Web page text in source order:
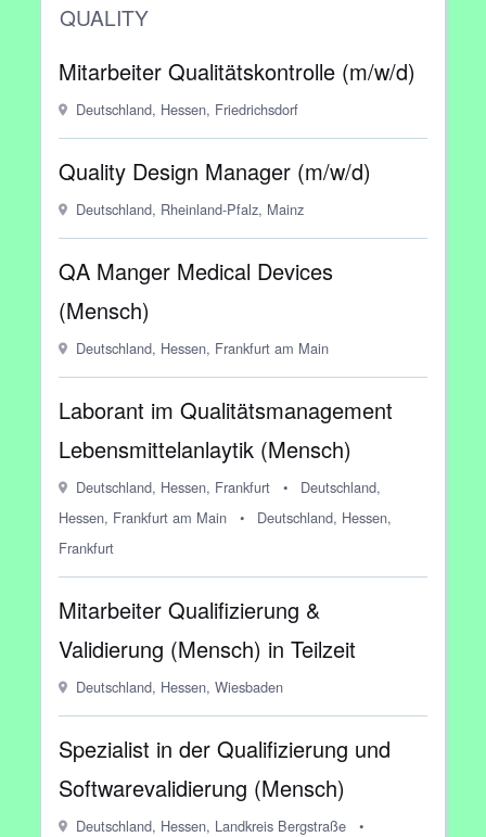
QUALITY
Mitarbeiter Qualitätskontrolle (m/w/d)
Deutschland, Hessen, Friedrichsdorf
Quality Design Manager (m/w/d)
Deutschland, Rheinland-Pfalz, Mainz
QA Manger Medical Devices
(Mensch)
Deutschland, Hessen, Frankfurt am Main
Laborant im Qualitätsmanagement
Lebensmittelanlaytik (Mensch)
Deutschland, Hessen, Frankfurt •
Deutschland,
Hessen, Frankfurt am Main
•
Deutschland, Hessen,
Frankfurt
Mitarbeiter Qualifizierung &
Validierung (Mensch) in Teilzeit
Deutschland, Hessen, Wiesbaden
Spezialist in der Qualifizierung und
Softwarevalidierung (Mensch)
Deutschland, Hessen, Landkreis Bergstraße
•